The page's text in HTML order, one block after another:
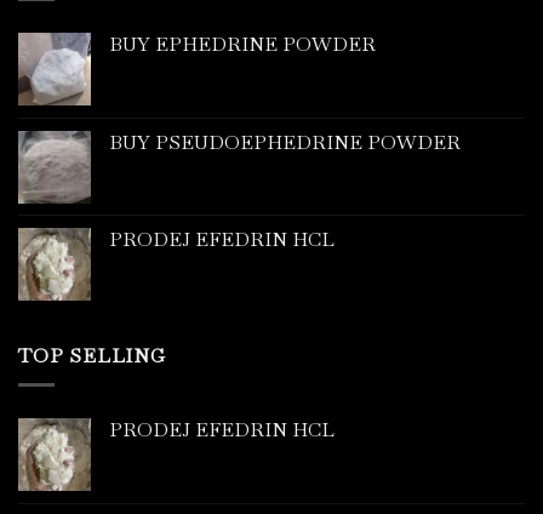
BUY EPHEDRINE POWDER
BUY PSEUDOEPHEDRINE POWDER
PRODEJ EFEDRIN HCL
TOP SELLING
PRODEJ EFEDRIN HCL